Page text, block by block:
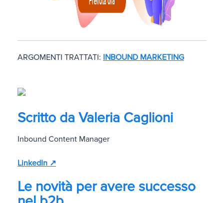
ARGOMENTI TRATTATI: INBOUND MARKETING
Scritto da Valeria Caglioni
Inbound Content Manager
LinkedIn ↗
Le novità per avere successo